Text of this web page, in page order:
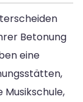
Betonung
eine
Musikschule,